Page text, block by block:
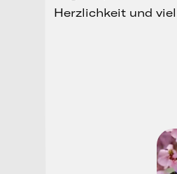
Herzlichkeit und